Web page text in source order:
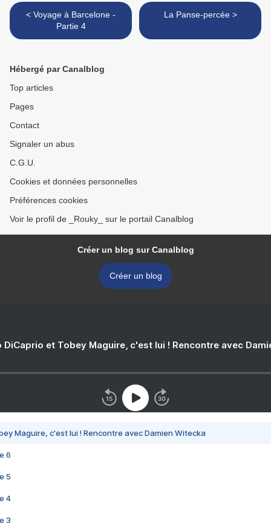
< Voyage à Barcelone -
Partie 4
La Panse-percée >
Hébergé par Canalblog
Top articles
Pages
Contact
Signaler un abus
C.G.U.
Cookies et données personnelles
Préférences cookies
Voir le profil de _Rouky_ sur le portail Canalblog
Créer un blog sur Canalblog
Créer un blog
DiCaprio et Tobey Maguire, c'est lui ! Rencontre avec
Maguire, c'est lui ! Rencontre avec Damien Witecka
6
5
4
3